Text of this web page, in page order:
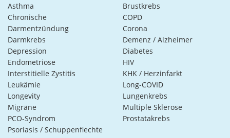
Asthma
Brustkrebs
Chronische
Darmentzündung
COPD
Corona
Darmkrebs
Demenz / Alzheimer
Depression
Diabetes
Endometriose
HIV
Interstitielle Zystitis
KHK / Herzinfarkt
Leukämie
Long-COVID
Longevity
Lungenkrebs
Migräne
Multiple Sklerose
PCO-Syndrom
Prostatakrebs
Psoriasis / Schuppenflechte